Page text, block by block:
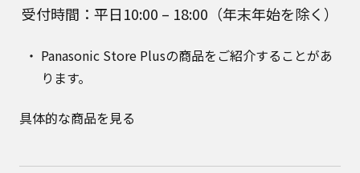
受付時間：平日10:00 – 18:00（年末年始を除く）
Panasonic Store Plusの商品をご紹介することがあ
ります。
具体的な商品を見る